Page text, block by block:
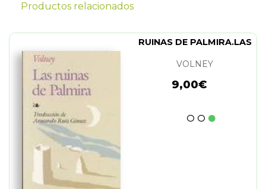
Productos relacionados
RUINAS DE PALMIRA.LAS
VOLNEY
9,00€